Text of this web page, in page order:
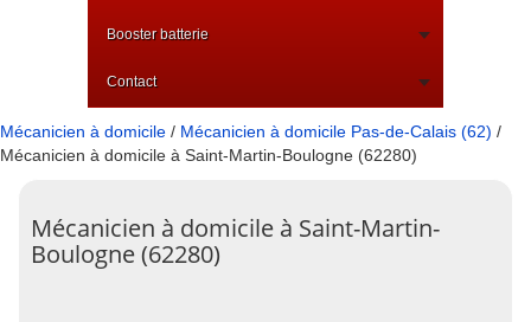
Booster batterie
Contact
Mécanicien à domicile / Mécanicien à domicile Pas-de-Calais (62) /
Mécanicien à domicile à Saint-Martin-Boulogne (62280)
Mécanicien à domicile à Saint-Martin-
Boulogne (62280)